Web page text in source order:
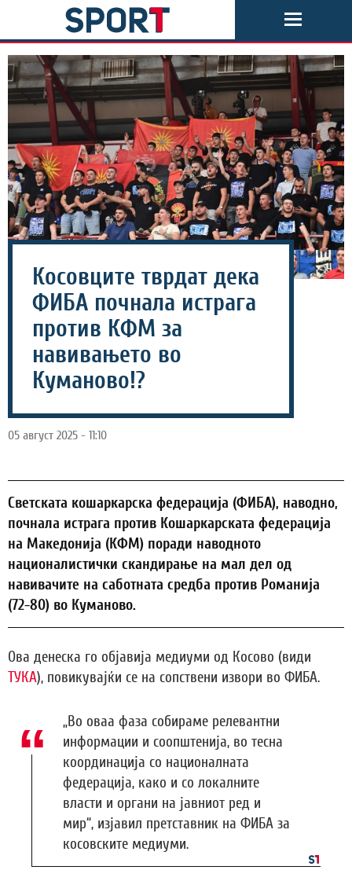
Косовците тврдат дека
ФИБА почнала истрага
против КФМ за
навивањето во
Куманово!?
05 август 2025 - 11:10
Светската кошаркарска федерација (ФИБА), наводно,
почнала истрага против Кошаркарската федерација
на Македонија (КФМ) поради наводното
националистички скандирање на мал дел од
навивачите на саботната средба против Романија
(72-80) во Куманово.
Ова денеска го објавија медиуми од Косово (види
ТУКА), повикувајќи се на сопствени извори во ФИБА.
„Во оваа фаза собираме релевантни
информации и соопштенија, во тесна
координација со националната
федерација, како и со локалните
власти и органи на јавниот ред и
мир“, изјавил претставник на ФИБА за
косовските медиуми.